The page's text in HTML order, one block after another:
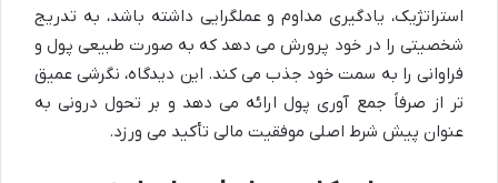
استراتژیک، یادگیری مداوم و عملگرایی داشته باشد، به تدریج
شخصیتی را در خود پرورش می دهد که به صورت طبیعی پول و
فراوانی را به سمت خود جذب می کند. این دیدگاه، نگرشی عمیق
تر از صرفاً جمع آوری پول ارائه می دهد و بر تحول درونی به
عنوان پیش شرط اصلی موفقیت مالی تأکید می ورزد.